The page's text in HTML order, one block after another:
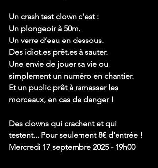
Un crash test clown c’est :
Un plongeoir à 50m.
Un verre d’eau en dessous.
Des idiot.es prêt.es à sauter.
Une envie de jouer sa vie ou
simplement un numéro en chantier.
Et un public prêt à ramasser les
morceaux, en cas de danger !
Des clowns qui crachent et qui
testent... Pour seulement 8€ d'entrée !
Mercredi 17 septembre 2025 - 19h00